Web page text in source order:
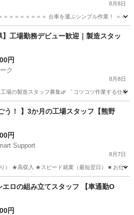
8月8日
＝＝＝＝＝＝＝ 台車を運ぶシンプル作業！ ＝＝
量】工場勤務デビュー歓迎｜製造スタッ
円
ク
8月8日
場の製造スタッフ募集🌿 「コツコツ作業する仕事
工場
う！ 】3か月の工場スタッフ【熊野
円
Support
8月7日
★高収入 ★スピード就業（最短翌日） ■ お仕事
未経験
エロの組み立てスタッフ 【車通勤O
円